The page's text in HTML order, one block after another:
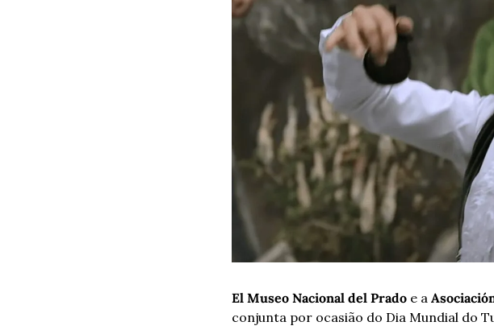
El Museo Nacional del Prado e a
conjunta por ocasião do Dia Mundial do